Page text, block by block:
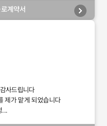
계약서
사드립니다
제가 맡게 되었습니다
...